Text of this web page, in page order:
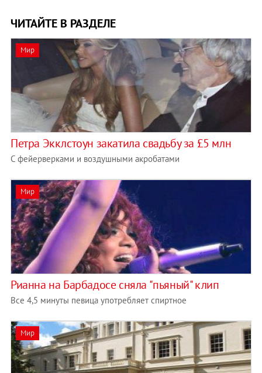
ЧИТАЙТЕ В РАЗДЕЛЕ
Мир
Петра Экклстоун закатила свадьбу за £5 млн
С фейерверками и воздушными акробатами
Мир
Рианна на Барбадосе сняла "пьяный" клип
Все 4,5 минуты певица употребляет спиртное
Мир